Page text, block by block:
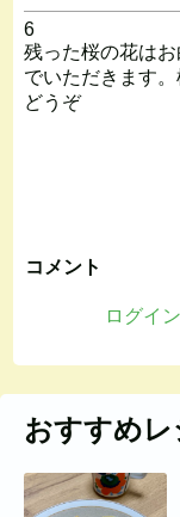
6
残った桜の花は
でいただきます
どうぞ
コメント
ログイ
おすすめレ